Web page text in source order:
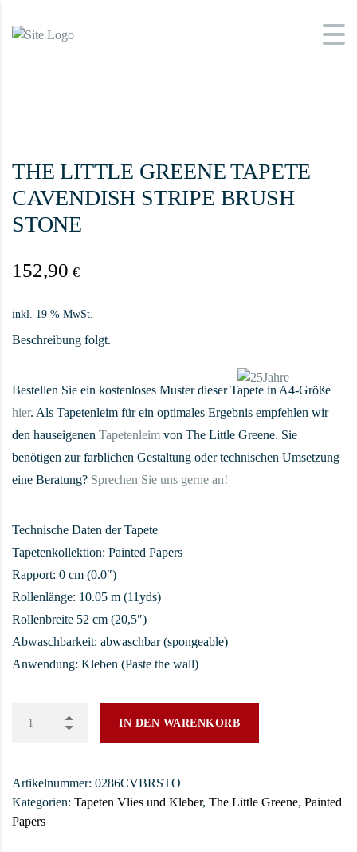
THE LITTLE GREENE TAPETE
CAVENDISH STRIPE BRUSH
STONE
152,90 €
inkl. 19 % MwSt.
Beschreibung folgt.
Bestellen Sie ein kostenloses Muster dieser Tapete in A4-Größe
hier. Als Tapetenleim für ein optimales Ergebnis empfehlen wir
den hauseigenen Tapetenleim von The Little Greene. Sie
benötigen zur farblichen Gestaltung oder technischen Umsetzung
eine Beratung? Sprechen Sie uns gerne an!
Technische Daten der Tapete
Tapetenkollektion: Painted Papers
Rapport: 0 cm (0.0″)
Rollenlänge: 10.05 m (11yds)
Rollenbreite 52 cm (20,5″)
Abwaschbarkeit: abwaschbar (spongeable)
Anwendung: Kleben (Paste the wall)
IN DEN WARENKORB
Artikelnummer: 0286CVBRSTO
Kategorien: Tapeten Vlies und Kleber, The Little Greene, Painted
Papers